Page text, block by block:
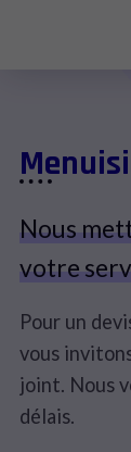
Nous
votre
Pour un
vous
joint. Nous
délais.